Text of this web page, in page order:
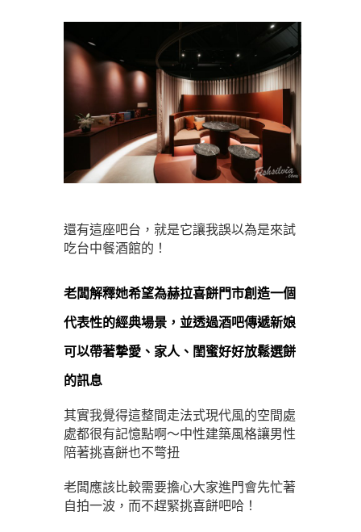
還有這座吧台，就是它讓我誤以為是來試
吃台中餐酒館的！
老闆解釋她希望為赫拉喜餅門市創造一個
代表性的經典場景，並透過酒吧傳遞新娘
可以帶著摯愛、家人、閨蜜好好放鬆選餅
的訊息
其實我覺得這整間走法式現代風的空間處
處都很有記憶點啊～中性建築風格讓男性
陪著挑喜餅也不彆扭
老闆應該比較需要擔心大家進門會先忙著
自拍一波，而不趕緊挑喜餅吧哈！